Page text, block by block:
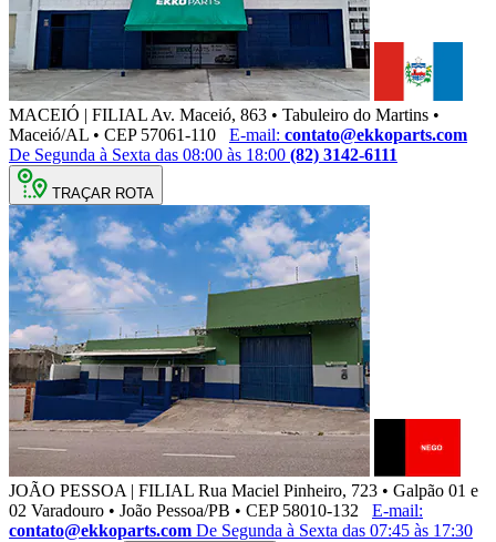
MACEIÓ | FILIAL Av. Maceió, 863 • Tabuleiro do Martins •
Maceió/AL • CEP 57061-110
E-mail: contato@ekkoparts.com
De Segunda à Sexta das 08:00 às 18:00 (82) 3142-6111
TRAÇAR ROTA
JOÃO PESSOA | FILIAL Rua Maciel Pinheiro, 723 • Galpão 01 e
02 Varadouro • João Pessoa/PB • CEP 58010-132
E-mail:
contato@ekkoparts.com De Segunda à Sexta das 07:45 às 17:30